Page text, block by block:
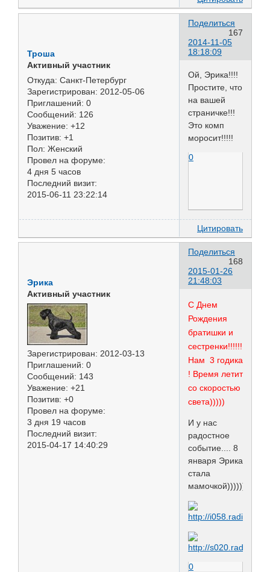
Поделиться
167
2014-11-05
18:18:09
Троша
Активный участник
Откуда: Санкт-Петербург
Зарегистрирован: 2012-05-06
Приглашений: 0
Сообщений: 126
Уважение: +12
Позитив: +1
Пол: Женский
Провел на форуме:
4 дня 5 часов
Последний визит:
2015-06-11 23:22:14
Ой, Эрика!!!!
Простите, что
на вашей
страничке!!!
Это комп
моросит!!!!!
0
Цитировать
Поделиться
168
2015-01-26
21:48:03
Эрика
Активный участник
Зарегистрирован: 2012-03-13
Приглашений: 0
Сообщений: 143
Уважение: +21
Позитив: +0
Провел на форуме:
3 дня 19 часов
Последний визит:
2015-04-17 14:40:29
С Днем
Рождения
братишки и
сестренки!!!!!!
Нам 3 годика
! Время летит
со скоростью
света)))))
И у нас
радостное
событие.... 8
января Эрика
стала
мамочкой))))))
0